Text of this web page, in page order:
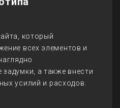
который
всех элементов и
а также внести
усилий и расходов.